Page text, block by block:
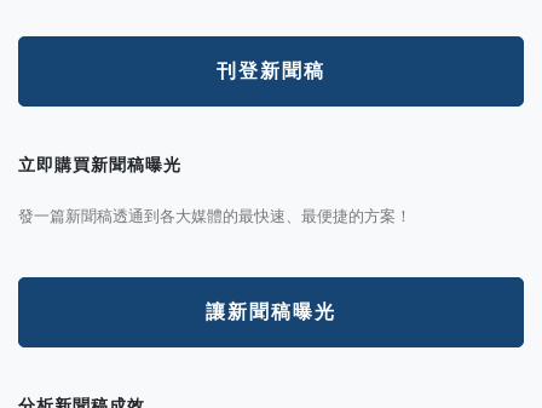
刊登新聞稿
立即購買新聞稿曝光
發一篇新聞稿透通到各大媒體的最快速、最便捷的方案！
讓新聞稿曝光